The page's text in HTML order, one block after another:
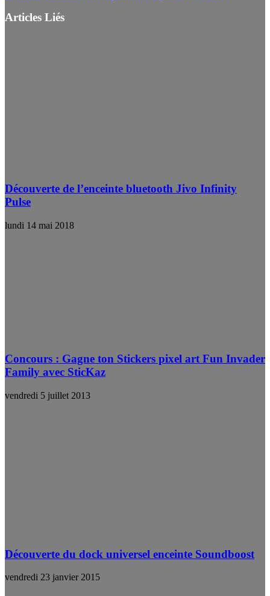
Articles Liés
Découverte de l’enceinte bluetooth Jivo Infinity
Pulse
lundi 14 mai 2018
Concours : Gagne ton Stickers pixel art Fun Invader
Family avec SticKaz
vendredi 5 juillet 2013
Découverte du dock universel enceinte Soundboost
vendredi 23 janvier 2015